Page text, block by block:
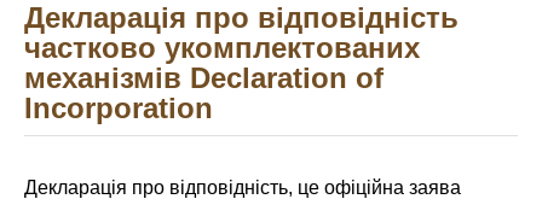
Декларація про відповідність
частково укомплектованих
механізмів Declaration of
Incorporation
Декларація про відповідність, це офіційна заява